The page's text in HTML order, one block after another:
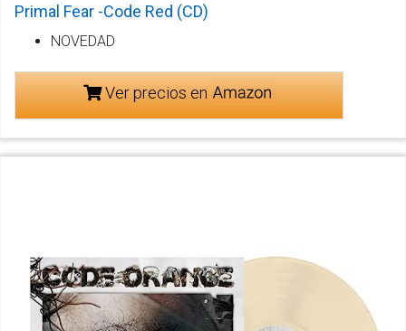
Primal Fear -Code Red (CD)
NOVEDAD
Ver precios en